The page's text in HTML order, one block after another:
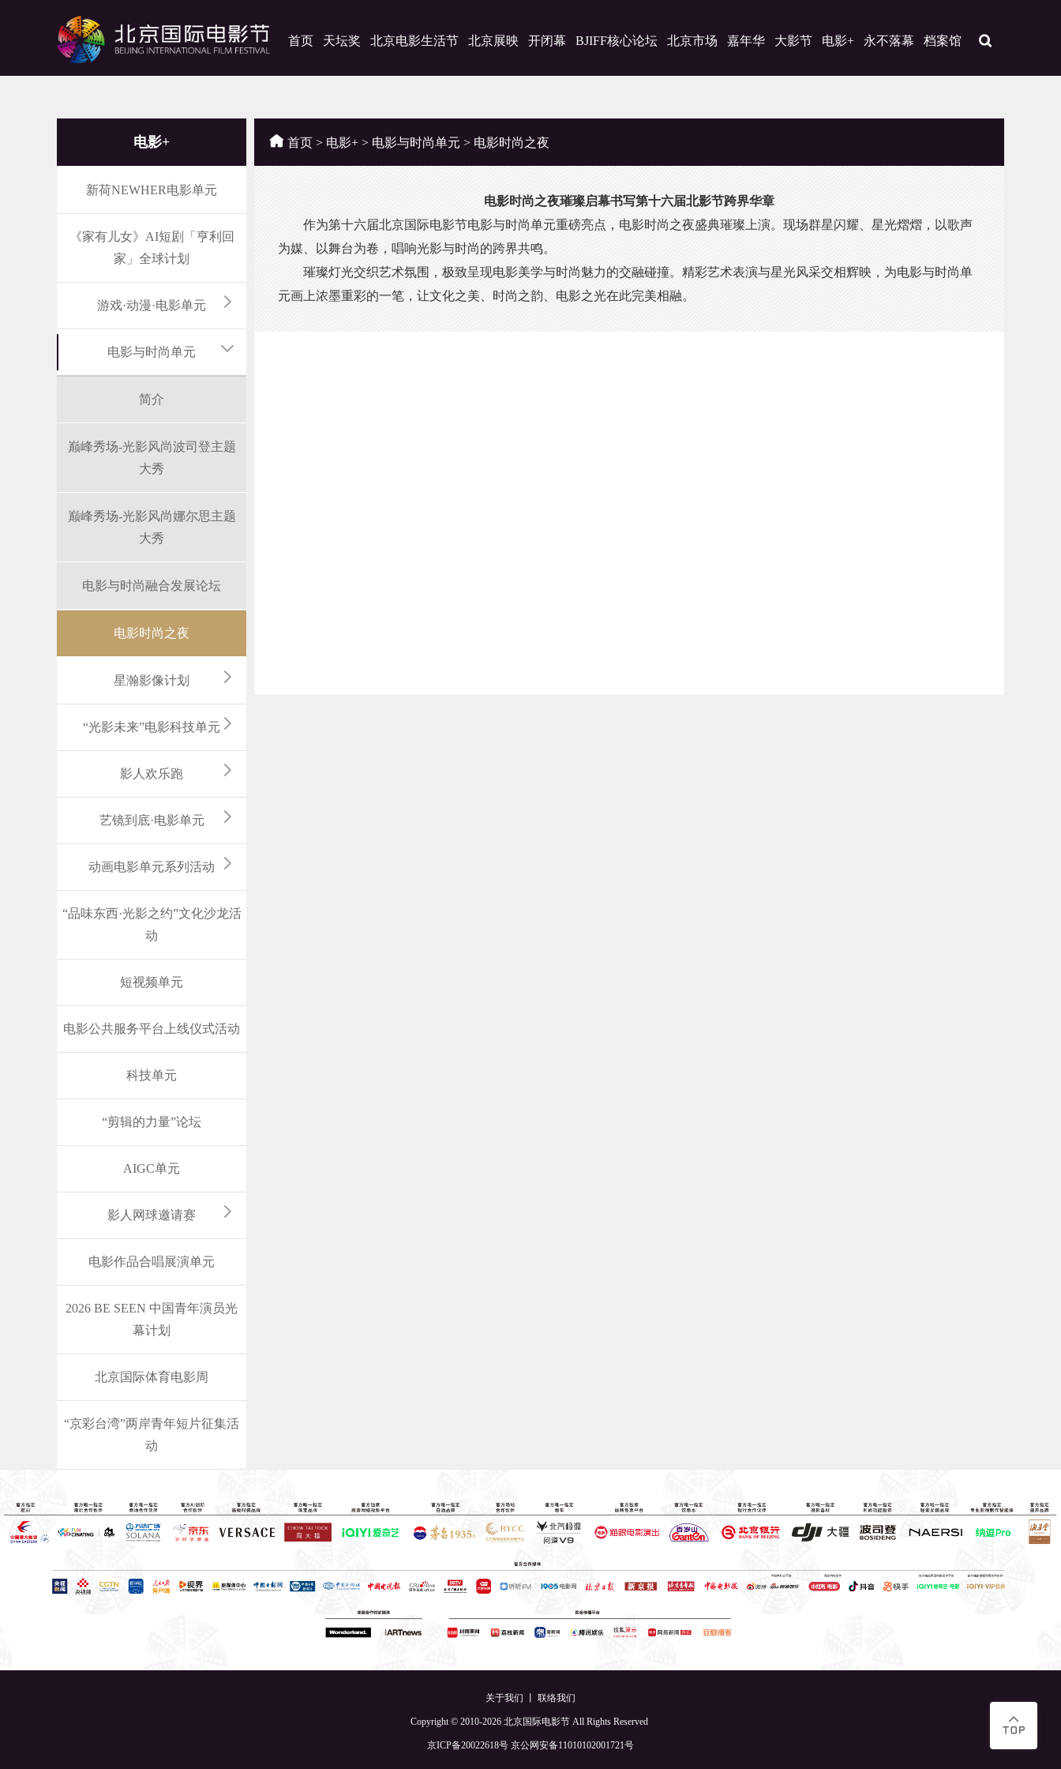
首页 天坛奖 北京电影生活节 北京展映 开闭幕 BJIFF核心论坛 北京市场 嘉年华 大影节 电影+ 永不落幕 档案馆
电影+
新荷NEWHER电影单元
《家有儿女》AI短剧「亨利回
家」全球计划
游戏·动漫·电影单元
电影与时尚单元
简介
巅峰秀场-光影风尚波司登主题
大秀
巅峰秀场-光影风尚娜尔思主题
大秀
电影与时尚融合发展论坛
电影时尚之夜
星瀚影像计划
“光影未来”电影科技单元
影人欢乐跑
艺镜到底·电影单元
动画电影单元系列活动
“品味东西·光影之约”文化沙龙活
动
短视频单元
电影公共服务平台上线仪式活动
科技单元
“剪辑的力量”论坛
AIGC单元
影人网球邀请赛
电影作品合唱展演单元
2026 BE SEEN 中国青年演员光
幕计划
北京国际体育电影周
“京彩台湾”两岸青年短片征集活
动
首页 > 电影+ > 电影与时尚单元 > 电影时尚之夜
电影时尚之夜璀璨启幕书写第十六届北影节跨界华章
作为第十六届北京国际电影节电影与时尚单元重磅亮点，电影时尚之夜盛典璀璨上演。现场群星闪耀、星光熠熠，以歌声
为媒、以舞台为卷，唱响光影与时尚的跨界共鸣。
璀璨灯光交织艺术氛围，极致呈现电影美学与时尚魅力的交融碰撞。精彩艺术表演与星光风采交相辉映，为电影与时尚单
元画上浓墨重彩的一笔，让文化之美、时尚之韵、电影之光在此完美相融。
关于我们 联络我们
Copyright © 2010-2026 北京国际电影节 All Rights Reserved
京ICP备20022618号 京公网安备11010102001721号